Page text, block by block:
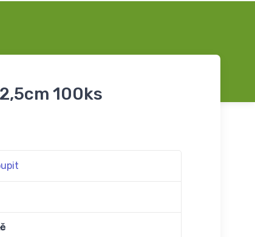
100ks